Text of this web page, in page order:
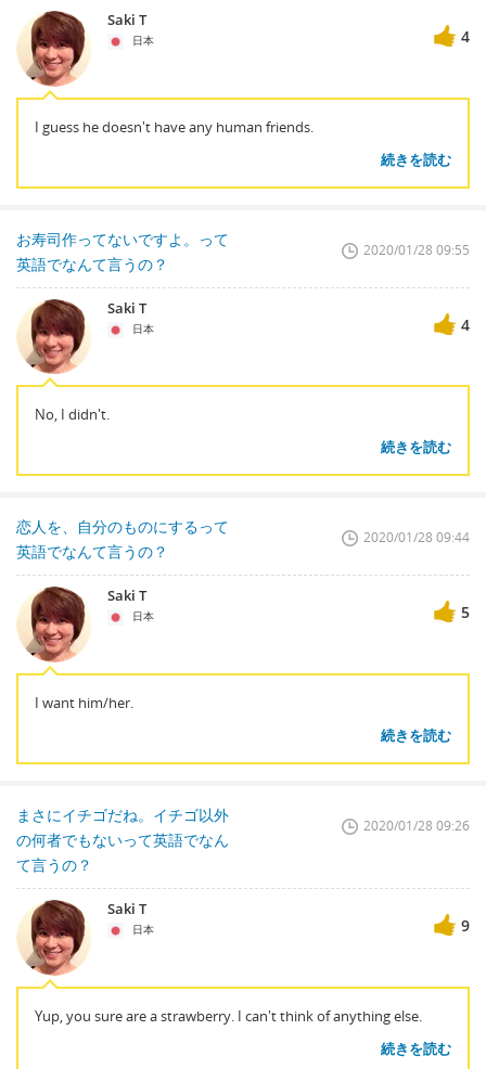
Saki T
日本 4
I guess he doesn't have any human friends.
続きを読む
お寿司作ってないですよ。って
英語でなんて言うの？
2020/01/28 09:55
Saki T
日本 4
No, I didn't.
続きを読む
恋人を、自分のものにするって
英語でなんて言うの？
2020/01/28 09:44
Saki T
日本 5
I want him/her.
続きを読む
まさにイチゴだね。イチゴ以外
の何者でもないって英語でなん
て言うの？
2020/01/28 09:26
Saki T
日本 9
Yup, you sure are a strawberry. I can't think of anything else.
続きを読む